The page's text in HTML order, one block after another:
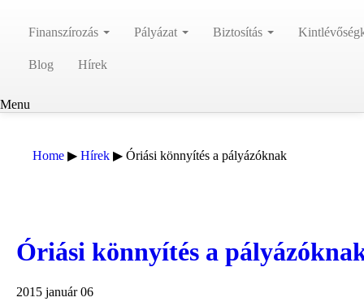
Finanszírozás Pályázat Biztosítás
Blog Hírek
Menu
Home ▶ Hírek ▶ Óriási könnyítés a pályázóknak
Óriási könnyítés a
2015 január 06